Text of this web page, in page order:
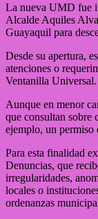
La nueva UMD fue
Alcalde Aquiles
Guayaquil para
Desde su apertura,
atenciones o
Ventanilla Universal.
Aunque en menor
que consultan sobre
ejemplo, un permiso
Para esta finalidad
Denuncias, que
irregularidades,
locales o
ordenanzas